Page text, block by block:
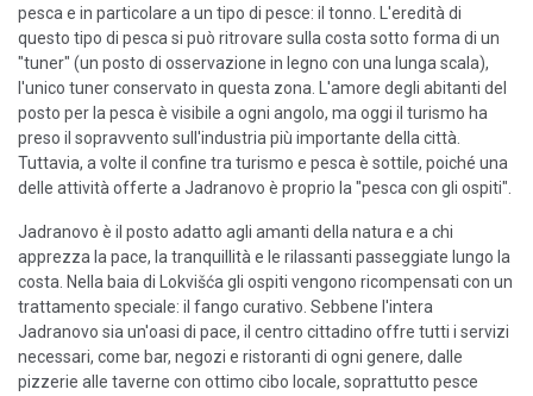
pesca e in particolare a un tipo di pesce: il tonno. L'eredità di
questo tipo di pesca si può ritrovare sulla costa sotto forma di un
"tuner" (un posto di osservazione in legno con una lunga scala),
l'unico tuner conservato in questa zona. L'amore degli abitanti del
posto per la pesca è visibile a ogni angolo, ma oggi il turismo ha
preso il sopravvento sull'industria più importante della città.
Tuttavia, a volte il confine tra turismo e pesca è sottile, poiché una
delle attività offerte a Jadranovo è proprio la "pesca con gli ospiti".
Jadranovo è il posto adatto agli amanti della natura e a chi
apprezza la pace, la tranquillità e le rilassanti passeggiate lungo la
costa. Nella baia di Lokvišća gli ospiti vengono ricompensati con un
trattamento speciale: il fango curativo. Sebbene l'intera
Jadranovo sia un'oasi di pace, il centro cittadino offre tutti i servizi
necessari, come bar, negozi e ristoranti di ogni genere, dalle
pizzerie alle taverne con ottimo cibo locale, soprattutto pesce